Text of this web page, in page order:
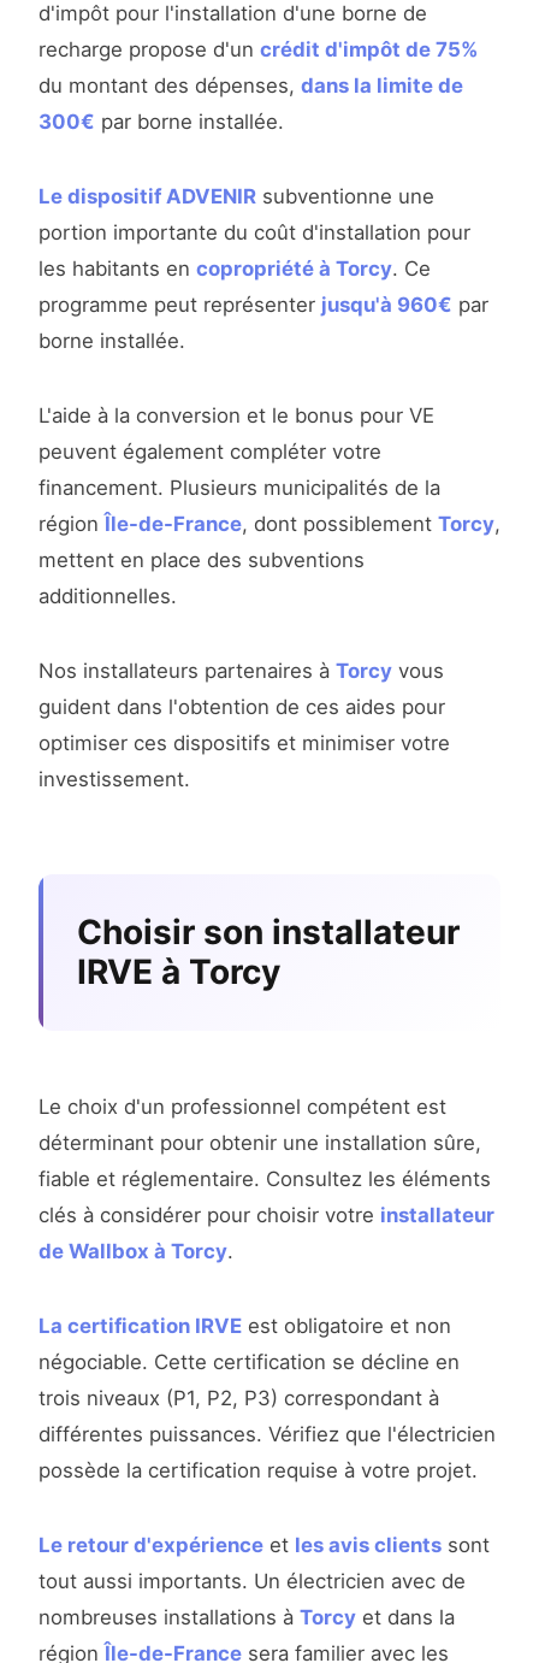
d'impôt pour l'installation d'une borne de
recharge propose d'un crédit d'impôt de 75%
du montant des dépenses, dans la limite de
300€ par borne installée.
Le dispositif ADVENIR subventionne une
portion importante du coût d'installation pour
les habitants en copropriété à Torcy. Ce
programme peut représenter jusqu'à 960€ par
borne installée.
L'aide à la conversion et le bonus pour VE
peuvent également compléter votre
financement. Plusieurs municipalités de la
région Île-de-France, dont possiblement Torcy,
mettent en place des subventions
additionnelles.
Nos installateurs partenaires à Torcy vous
guident dans l'obtention de ces aides pour
optimiser ces dispositifs et minimiser votre
investissement.
Choisir son installateur
IRVE à Torcy
Le choix d'un professionnel compétent est
déterminant pour obtenir une installation sûre,
fiable et réglementaire. Consultez les éléments
clés à considérer pour choisir votre installateur
de Wallbox à Torcy.
La certification IRVE est obligatoire et non
négociable. Cette certification se décline en
trois niveaux (P1, P2, P3) correspondant à
différentes puissances. Vérifiez que l'électricien
possède la certification requise à votre projet.
Le retour d'expérience et les avis clients sont
tout aussi importants. Un électricien avec de
nombreuses installations à Torcy et dans la
région Île-de-France sera familier avec les